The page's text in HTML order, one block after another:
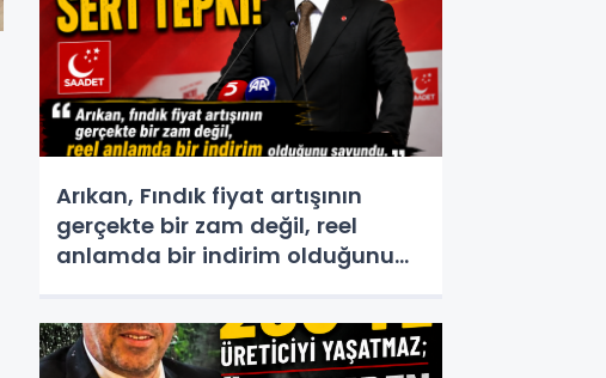
Arıkan, Fındık fiyat artışının
gerçekte bir zam değil, reel
anlamda bir indirim olduğunu